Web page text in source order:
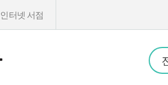
인터넷 서점